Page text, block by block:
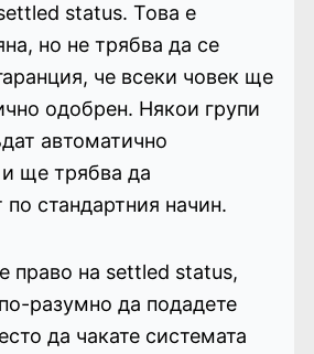
status. Това е
но не трябва да се
че всеки човек ще
одобрен. Някои групи
автоматично
ще трябва да
по стандартния начин.
право на settled status,
разумно да подадете
да чакате системата